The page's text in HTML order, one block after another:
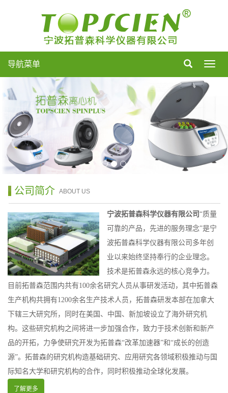
导
菜
导航菜单
公司简介 ABOUT US
宁波拓普森科学仪器有限公司 “质量
可靠的产品，先进的服务理念”是宁
波拓普森科学仪器有限公司多年创
业以来始终坚持奉行的企业理念。
技术是拓普森永远的核心竞争力。
目前拓普森范围内共有100余名研究人员从事研发活动，其中拓普森
生产机构共拥有1200余名生产技术人员，拓普森研发本部在加拿大
下辖三大研究所，同时在美国、中国、新加坡设立了海外研究机
构。这些研究机构之间将进一步加强合作，致力于技术创新和新产
品的开拓，力争使研究开发为拓普森“改革加速器”和“成长的创造
源”。拓普森的研究机构造基础研究、应用研究各领域积极推动与国
际知名大学和研究机构的合作，同时积极推动全球化发展。
了解更多